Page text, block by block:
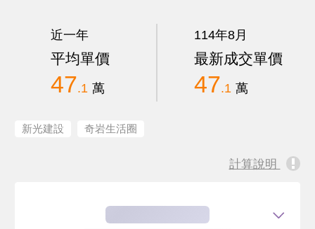
近一年
平均單價
47.1 萬
114年8月
最新成交單價
47.1 萬
新光建設 奇岩生活圈
計算說明